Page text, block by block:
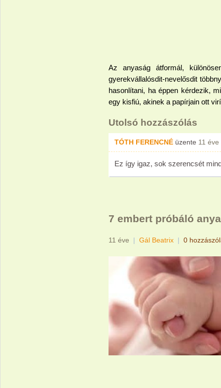
Az anyaság átformál,
gyerekvállalósdit-nevelősdit
hasonlítani, ha éppen kérdezik,
egy kisfiú, akinek a papírjain ott
Utolsó hozzászólás
TÓTH FERENCNÉ üzente 11 éve
Ez így igaz, sok szerencsét
7 embert próbáló
11 éve | Gál Beatrix | 0